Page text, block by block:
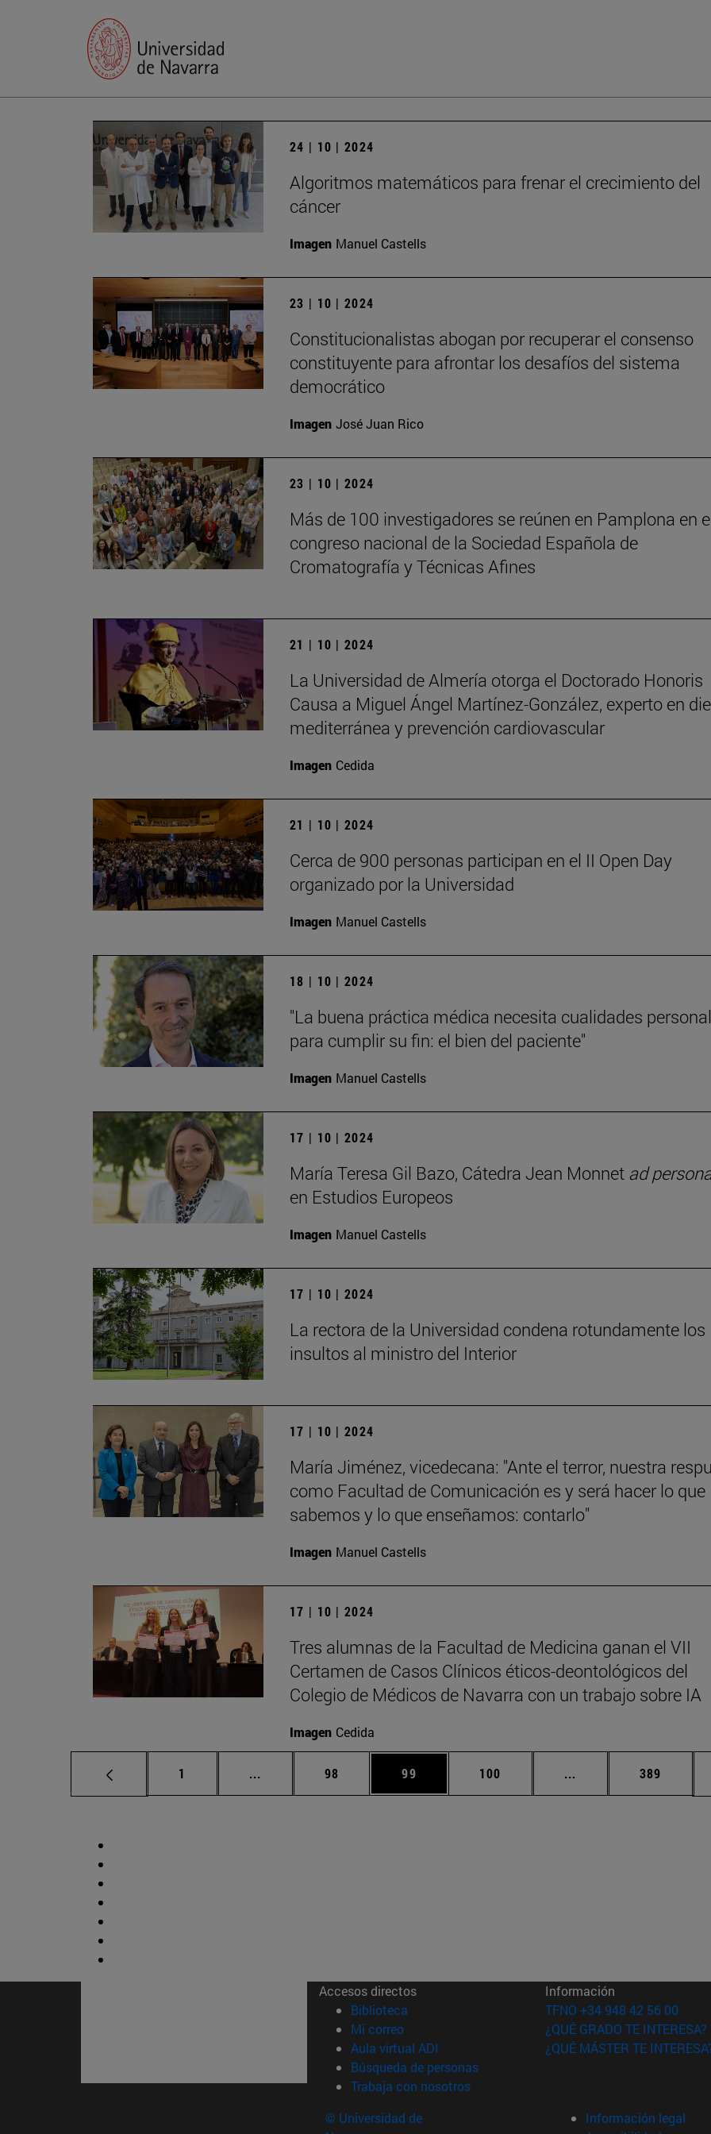
24 | 10 | 2024
Algoritmos matemáticos para frenar el crecimiento del
cáncer
Imagen Manuel Castells
23 | 10 | 2024
Constitucionalistas abogan por recuperar el consenso
constituyente para afrontar los desafíos del sistema
democrático
Imagen José Juan Rico
23 | 10 | 2024
Más de 100 investigadores se reúnen en Pamplona en
congreso nacional de la Sociedad Española de
Cromatografía y Técnicas Afines
21 | 10 | 2024
La Universidad de Almería otorga el Doctorado Honoris
Causa a Miguel Ángel Martínez-González, experto en
mediterránea y prevención cardiovascular
Imagen Cedida
21 | 10 | 2024
Cerca de 900 personas participan en el II Open Day
organizado por la Universidad
Imagen Manuel Castells
18 | 10 | 2024
"La buena práctica médica necesita cualidades
para cumplir su fin: el bien del paciente"
Imagen Manuel Castells
17 | 10 | 2024
María Teresa Gil Bazo, Cátedra Jean Monnet ad
en Estudios Europeos
Imagen Manuel Castells
17 | 10 | 2024
La rectora de la Universidad condena rotundamente los
insultos al ministro del Interior
17 | 10 | 2024
María Jiménez, vicedecana: "Ante el terror, nuestra
como Facultad de Comunicación es y será hacer lo que
sabemos y lo que enseñamos: contarlo"
Imagen Manuel Castells
17 | 10 | 2024
Tres alumnas de la Facultad de Medicina ganan el VII
Certamen de Casos Clínicos éticos-deontológicos del
Colegio de Médicos de Navarra con un trabajo sobre IA
Imagen Cedida
Página
1 ... Páginas intermedias Use TAB para desplazarse.
Página
98 Página
99 Página
100 ... Páginas intermedias
Página
389
Accesos directos
Biblioteca (abre en nueva ventana)
Mi correo(abre en nueva ventana)
Aula virtual ADI (abre en nueva ventana)
Búsqueda de personas(abre en nueva ventana)
Trabaja con nosotros(abre en nueva ventana)
Información
TFNO +34 948 42 56 00
¿QUÉ GRADO TE INTERESA?
¿QUÉ MÁSTER TE
© Universidad de
Información legal